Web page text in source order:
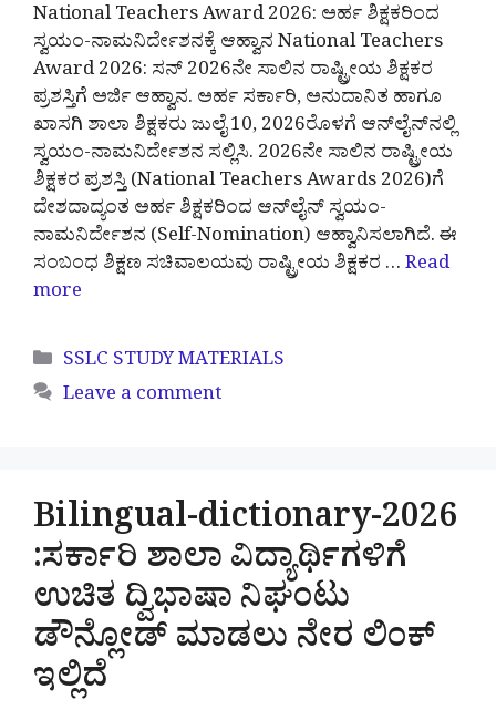
National Teachers Award 2026: ಅರ್ಹ ಶಿಕ್ಷಕರಿಂದ
ಸ್ವಯಂ-ನಾಮನಿರ್ದೇಶನಕ್ಕೆ ಆಹ್ವಾನ National Teachers
Award 2026: ಸನ್ 2026ನೇ ಸಾಲಿನ ರಾಷ್ಟ್ರೀಯ ಶಿಕ್ಷಕರ
ಪ್ರಶಸ್ತಿಗೆ ಅರ್ಜಿ ಆಹ್ವಾನ. ಅರ್ಹ ಸರ್ಕಾರಿ, ಅನುದಾನಿತ ಹಾಗೂ
ಖಾಸಗಿ ಶಾಲಾ ಶಿಕ್ಷಕರು ಜುಲೈ 10, 2026ರೊಳಗೆ ಆನ್‌ಲೈನ್‌ನಲ್ಲಿ
ಸ್ವಯಂ-ನಾಮನಿರ್ದೇಶನ ಸಲ್ಲಿಸಿ. 2026ನೇ ಸಾಲಿನ ರಾಷ್ಟ್ರೀಯ
ಶಿಕ್ಷಕರ ಪ್ರಶಸ್ತಿ (National Teachers Awards 2026)ಗೆ
ದೇಶದಾದ್ಯಂತ ಅರ್ಹ ಶಿಕ್ಷಕರಿಂದ ಆನ್‌ಲೈನ್ ಸ್ವಯಂ-
ನಾಮನಿರ್ದೇಶನ (Self-Nomination) ಆಹ್ವಾನಿಸಲಾಗಿದೆ. ಈ
ಸಂಬಂಧ ಶಿಕ್ಷಣ ಸಚಿವಾಲಯವು ರಾಷ್ಟ್ರೀಯ ಶಿಕ್ಷಕರ …Read
more
Categories
SSLC STUDY MATERIALS
Leave a comment
Bilingual-dictionary-2026
:ಸರ್ಕಾರಿ ಶಾಲಾ ವಿದ್ಯಾರ್ಥಿಗಳಿಗೆ
ಉಚಿತ ದ್ವಿಭಾಷಾ ನಿಘಂಟು
ಡೌನ್ಲೋಡ್ ಮಾಡಲು ನೇರ ಲಿಂಕ್
ಇಲ್ಲಿದೆ